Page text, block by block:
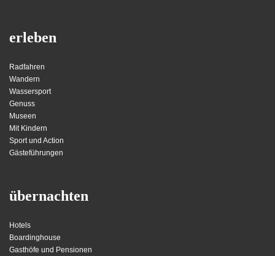
erleben
Radfahren
Wandern
Wassersport
Genuss
Museen
Mit Kindern
Sport und Action
Gästeführungen
übernachten
Hotels
Boardinghouse
Gasthöfe und Pensionen